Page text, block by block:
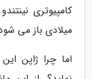
میلادی باز می
اما چرا ژاپن